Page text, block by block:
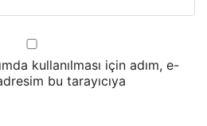
kullanılması için adım, e-
bu tarayıcıya